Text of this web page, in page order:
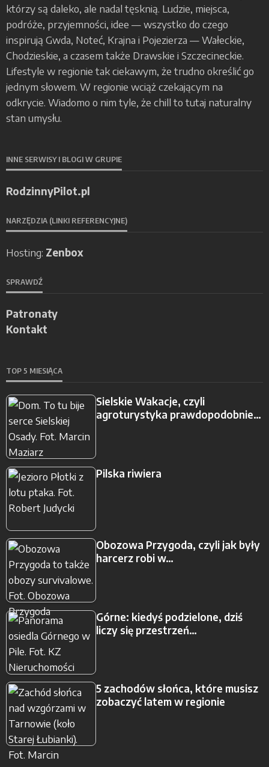
którzy są daleko, ale nadal tęsknią. Ludzie, miejsca,
podróże, przyjemności, idee — wszystko do czego
inspirują Gwda, Noteć, Krajna i Pojezierza — Wałeckie,
Chodzieskie, a czasem także Drawskie i Szczecineckie.
Lifestyle w regionie tak ciekawym, że trudno określić go
jednym słowem. W regionie wciąż czekającym na
odkrycie. Wiadomo o nim tyle, że chill to tutaj naturalny
stan umysłu.
INNE SERWISY I BLOGI W GRUPIE
RodzinnyPilot.pl
NARZĘDZIA (LINKI REFERENCYJNE)
Hosting: Zenbox
SPRAWDŹ
Patronaty
Kontakt
TOP 5 MIESIĄCA
Sielskie Wakacje, czyli
agroturystyka prawdopodobnie…
Pilska riwiera
Obozowa Przygoda, czyli jak były
harcerz robi w…
Górne: kiedyś podzielone, dziś
liczy się przestrzeń…
5 zachodów słońca, które musisz
zobaczyć latem w regionie